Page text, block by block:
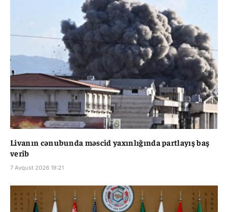
Livanın cənubunda məscid yaxınlığında partlayış baş
verib
7 Avqust 2026 19:21